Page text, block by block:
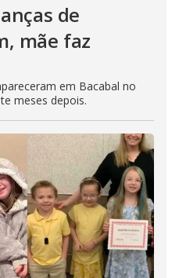
de
mãe faz
em Bacabal no
meses depois.